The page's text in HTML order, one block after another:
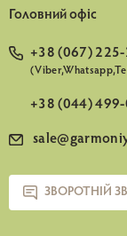
Головний офіс
+38 (067)
+38 (044)
ЗВОРОТНІЙ